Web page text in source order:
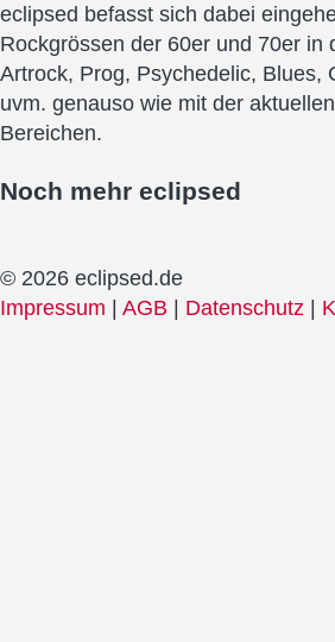
eclipsed befasst sich dabei
Rockgrössen der 60er und 70er in
Artrock, Prog, Psychedelic, Blues,
uvm. genauso wie mit der
Bereichen.
Noch mehr eclipsed
© 2026 eclipsed.de
Impressum | AGB | Datenschutz |